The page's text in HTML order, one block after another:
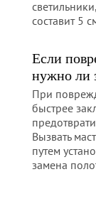
составит 5
Если
нужно ли
При
быстрее
Вызвать
путем
замена